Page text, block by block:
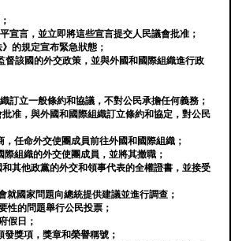
宣言，並立即將這些宣言提交人民議會批准；
的規定宣布緊急狀態；
督該國的外交政策，並與外國和國際組織進行政
訂立一般條約和協議，不對公民承擔任何義務；
批准，與外國和國際組織訂立條約和協定，對公民
，任命外交使團成員前往外國和國際組織；
際組織的外交使團成員，並將其撤職；
其他政黨的外交和領事代表的全權證書，並接受
就國家問題向總統提供建議並進行調查；
性的問題舉行公民投票；
假日；
發獎項，獎章和榮譽稱號；